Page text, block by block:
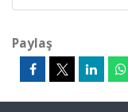
Paylaş